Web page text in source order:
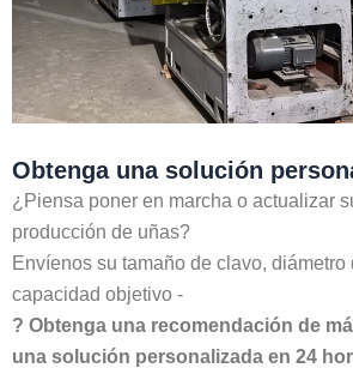
Obtenga una solución
¿Piensa poner en marcha o actualizar
producción de uñas?
Envíenos su tamaño de clavo, diámetro
capacidad objetivo -
? Obtenga una recomendación de
una solución personalizada en 24